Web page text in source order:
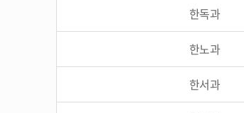
한독과
한노과
한서과